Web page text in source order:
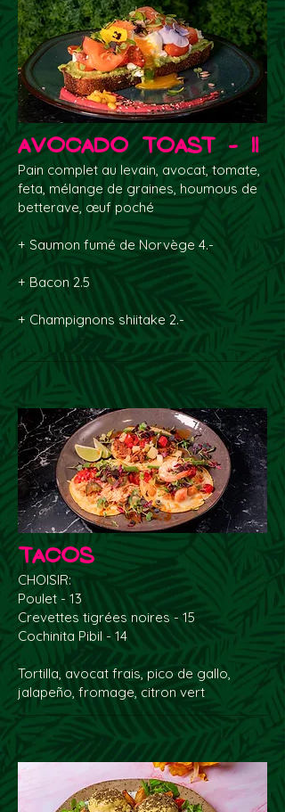
Avocado Toast - 11
Pain complet au levain, avocat, tomate,
feta, mélange de graines, houmous de
betterave, œuf poché
+ Saumon fumé de Norvège 4.-
+ Bacon 2.5
+ Champignons shiitake 2.-
Tacos
CHOISIR:
Poulet - 13
Crevettes tigrées noires - 15
Cochinita Pibil - 14
Tortilla, avocat frais, pico de gallo,
jalapeño, fromage, citron vert